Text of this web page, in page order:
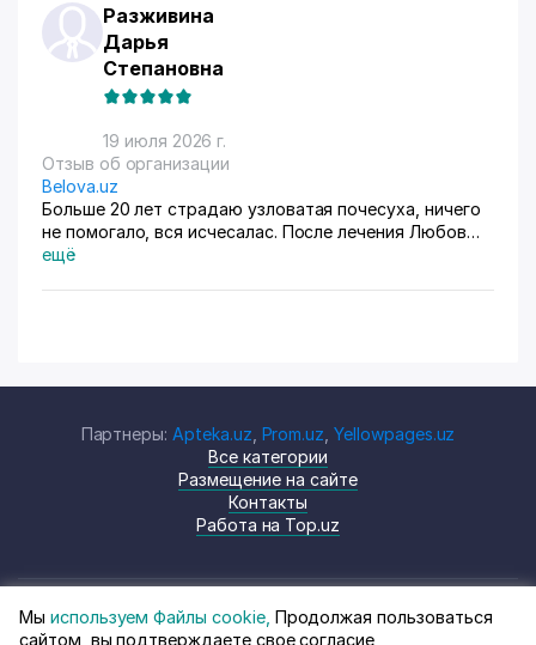
Разживина
Дарья
Степановна
19 июля 2026 г.
Отзыв об организации
Belova.uz
Больше 20 лет страдаю узловатая почесуха, ничего
не помогало, вся исчесалас. После лечения Любов
Владимировны 90% болячек ушло, сейчас
ещё
Партнеры: Apteka.uz Prom.uz ,Yellowpages.uz
Все категории
Размещение на сайте
Контакты
Работа на Top.uz
© Top.uz, 2024 Каталог компаний Политика
Мы используем Файлы cookie, Продолжая пользоваться
сайтом, вы подтверждаете свое согласие